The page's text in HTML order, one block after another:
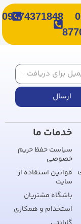
09374371848
ارسال
خدمات ما
سیاست حفظ حریم
خصوصی
قوانین استفاده از
سایت
باشگاه مشتریان
استخدام و همکاری